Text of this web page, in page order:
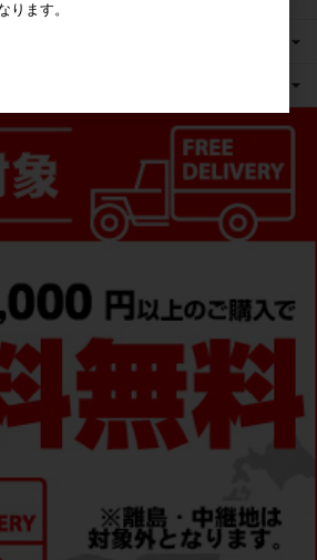
ンス商品
ります。